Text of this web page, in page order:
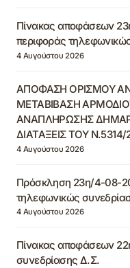
Πίνακας αποφάσεων
περιφοράς
4 Αυγούστου 2026
ΑΠΟΦΑΣΗ ΟΡΙΣΜΟΥ
ΜΕΤΑΒΙΒΑΣΗ
ΑΝΑΠΛΗΡΩΣΗΣ
ΔΙΑΤΑΞΕΙΣ ΤΟΥ Ν.5314/
4 Αυγούστου 2026
Πρόσκληση 23η/4-08-
τηλεφωνικώς
4 Αυγούστου 2026
Πίνακας αποφάσεων
συνεδρίασης Δ.Σ.